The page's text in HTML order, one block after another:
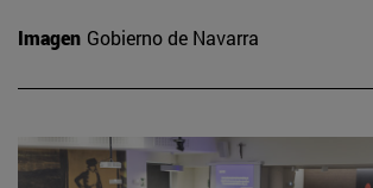
Imagen Gobierno de Navarra